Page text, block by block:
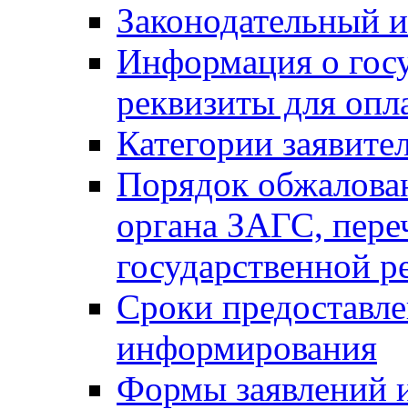
Законодательный
Информация о
реквизиты для
Категории
Порядок
органа ЗАГС,
государственной
Сроки
информирования
Формы заявлений